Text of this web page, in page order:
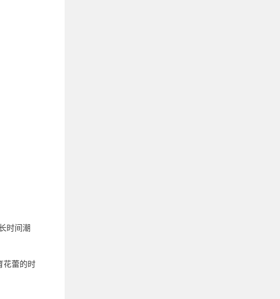
时间潮
花蕾的时